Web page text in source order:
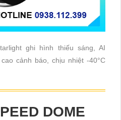
ghi hình thiếu sáng, AI
cảnh báo, chịu nhiệt -40°C
DOME